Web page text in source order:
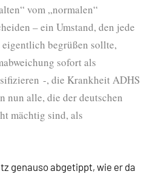
vom „normalen“
– ein Umstand, den jede
begrüßen sollte,
sofort als
-, die Krankheit ADHS
nun alle, die der deutschen
mächtig sind, als
genauso abgetippt, wie er da